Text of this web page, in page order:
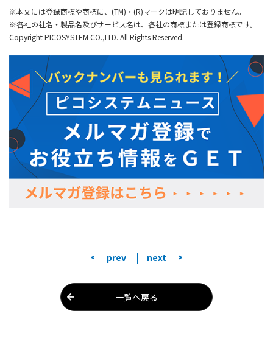
※本文には登録商標や商標に、(TM)・(R)マークは明記しておりません。
※各社の社名・製品名及びサービス名は、各社の商標または登録商標です。
Copyright PICOSYSTEM CO.,LTD. All Rights Reserved.
< prev next >
一覧へ戻る